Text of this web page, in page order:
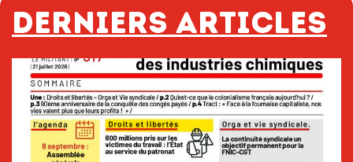
Derniers articles